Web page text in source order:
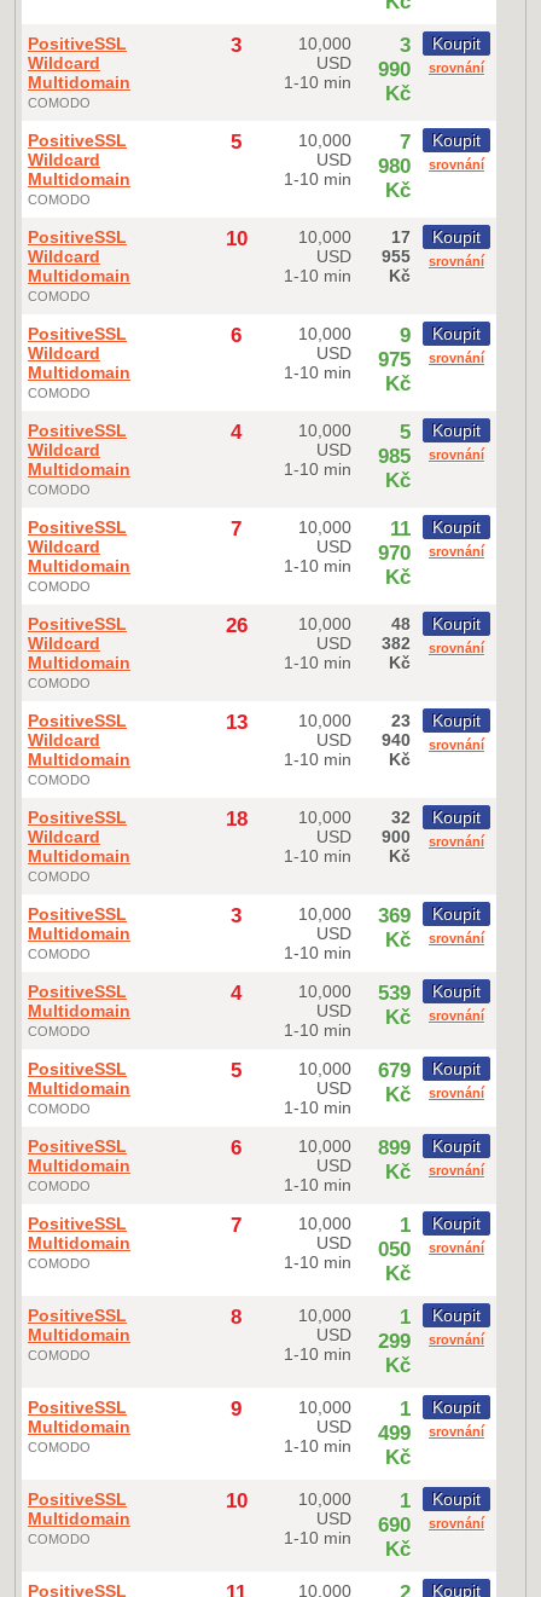
PositiveSSL
Wildcard
Multidomain
COMODO
3
10,000
USD
1-10 min
3
990
Kč
Koupit
srovnání
PositiveSSL
Wildcard
Multidomain
COMODO
5
10,000
USD
1-10 min
7
980
Kč
Koupit
srovnání
PositiveSSL
Wildcard
Multidomain
COMODO
10
10,000
USD
1-10 min
17
955
Kč
Koupit
srovnání
PositiveSSL
Wildcard
Multidomain
COMODO
6
10,000
USD
1-10 min
9
975
Kč
Koupit
srovnání
PositiveSSL
Wildcard
Multidomain
COMODO
4
10,000
USD
1-10 min
5
985
Kč
Koupit
srovnání
PositiveSSL
Wildcard
Multidomain
COMODO
7
10,000
USD
1-10 min
11
970
Kč
Koupit
srovnání
PositiveSSL
Wildcard
Multidomain
COMODO
26
10,000
USD
1-10 min
48
382
Kč
Koupit
srovnání
PositiveSSL
Wildcard
Multidomain
COMODO
13
10,000
USD
1-10 min
23
940
Kč
Koupit
srovnání
PositiveSSL
Wildcard
Multidomain
COMODO
18
10,000
USD
1-10 min
32
900
Kč
Koupit
srovnání
PositiveSSL
Multidomain
COMODO
3
10,000
USD
1-10 min
369
Kč
Koupit
srovnání
PositiveSSL
Multidomain
COMODO
4
10,000
USD
1-10 min
539
Kč
Koupit
srovnání
PositiveSSL
Multidomain
COMODO
5
10,000
USD
1-10 min
679
Kč
Koupit
srovnání
PositiveSSL
Multidomain
COMODO
6
10,000
USD
1-10 min
899
Kč
Koupit
srovnání
PositiveSSL
Multidomain
COMODO
7
10,000
USD
1-10 min
1
050
Kč
Koupit
srovnání
PositiveSSL
Multidomain
COMODO
8
10,000
USD
1-10 min
1
299
Kč
Koupit
srovnání
PositiveSSL
Multidomain
COMODO
9
10,000
USD
1-10 min
1
499
Kč
Koupit
srovnání
PositiveSSL
Multidomain
COMODO
10
10,000
USD
1-10 min
1
690
Kč
Koupit
srovnání
PositiveSSL
10,000
Koupit